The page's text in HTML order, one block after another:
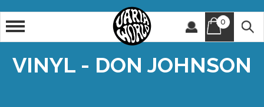
0
VINYL - DON JOHNSON